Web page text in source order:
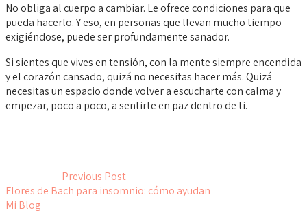
No obliga al cuerpo a cambiar. Le ofrece condiciones para que
pueda hacerlo. Y eso, en personas que llevan mucho tiempo
exigiéndose, puede ser profundamente sanador.
Si sientes que vives en tensión, con la mente siempre encendida
y el corazón cansado, quizá no necesitas hacer más. Quizá
necesitas un espacio donde volver a escucharte con calma y
empezar, poco a poco, a sentirte en paz dentro de ti.
Previous Post
Flores de Bach para insomnio: cómo ayudan
Mi Blog